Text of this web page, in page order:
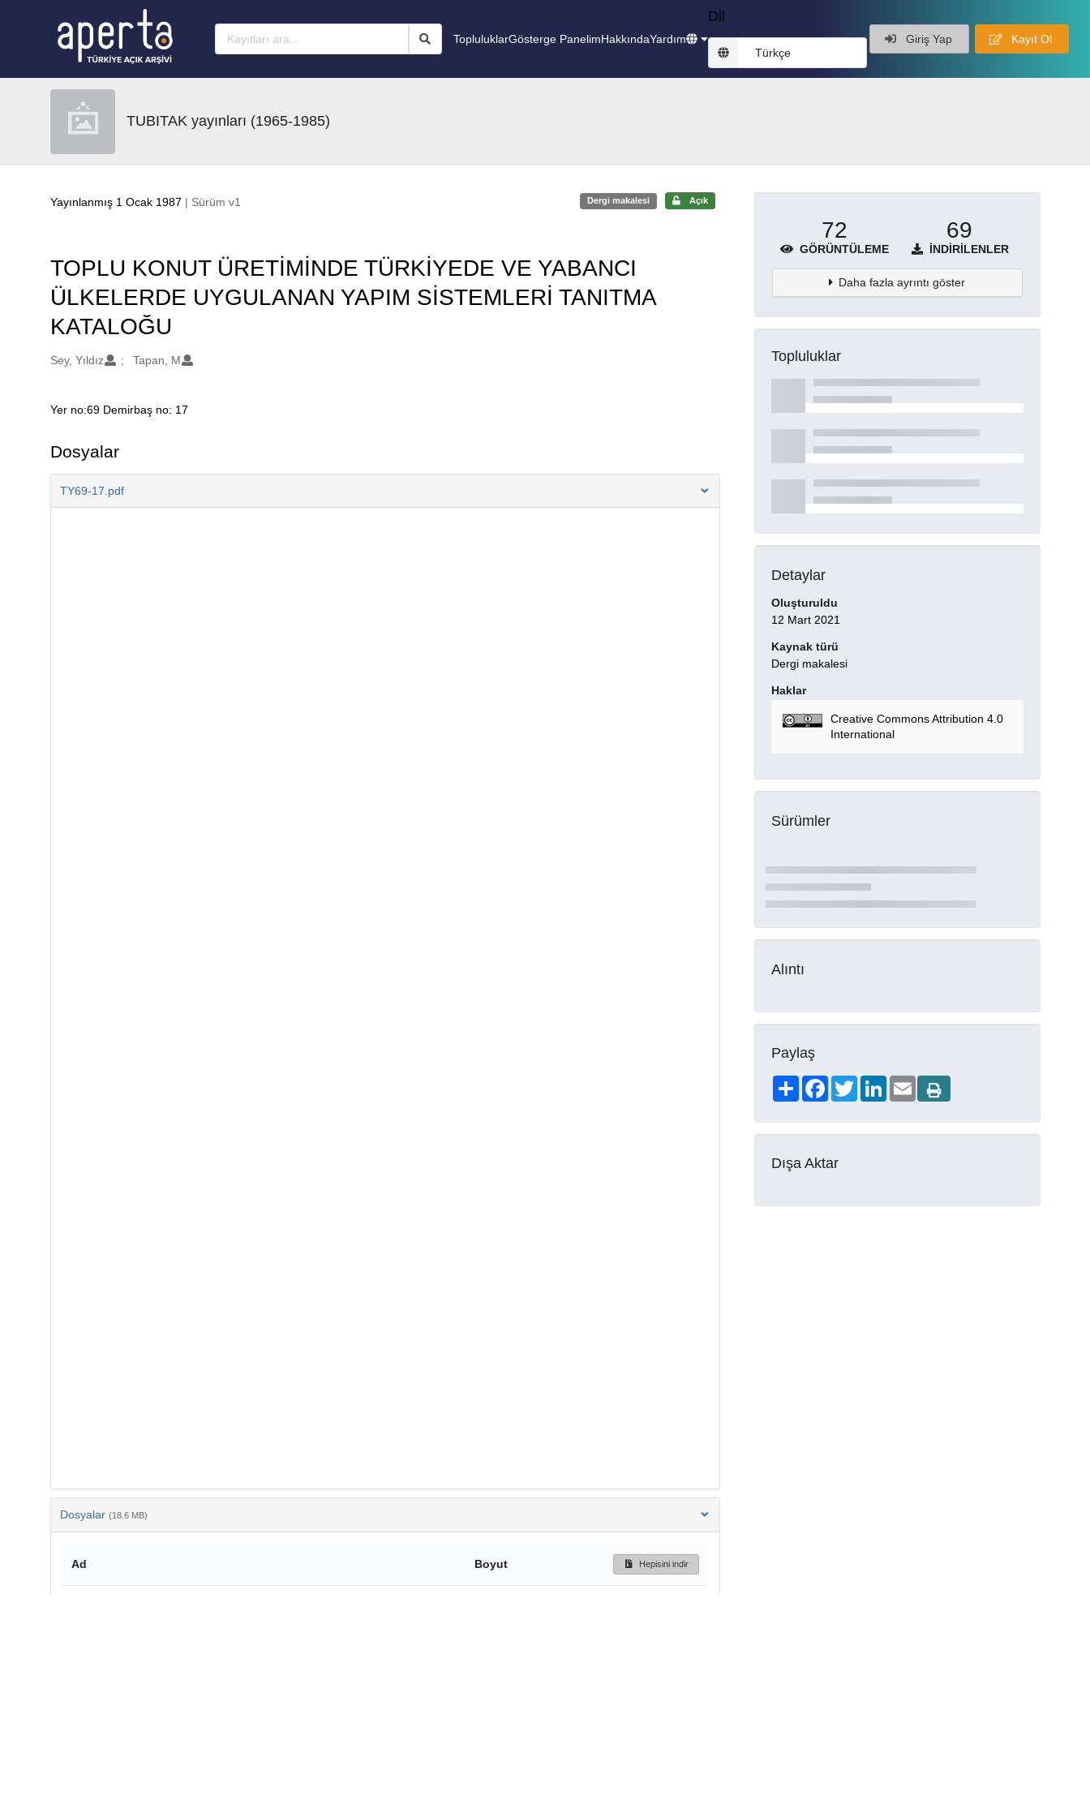
TopluluklarGösterge PanelimHakkındaYardım
Dil
Türkçe
Giriş Yap Kayıt Ol
TUBITAK yayınları (1965-1985)
Yayınlanmış 1 Ocak 1987 | Sürüm v1 Dergi makalesi Açık
TOPLU KONUT ÜRETİMİNDE TÜRKİYEDE VE YABANCI
ÜLKELERDE UYGULANAN YAPIM SİSTEMLERİ TANITMA
KATALOĞU
Oluşturanlar
Sey, Yıldız Tapan, M
Açıklama
Yer no:69 Demirbaş no: 17
Dosyalar
TY69-17.pdf
Dosyalar (18.6 MB)
Ad Boyut Hepisini indir
72
GÖRÜNTÜLEME
69
İNDIRILENLER
Daha fazla ayrıntı göster
Topluluklar
Detaylar
Oluşturuldu
12 Mart 2021
Kaynak türü
Dergi makalesi
Haklar
Creative Commons Attribution 4.0
International
Sürümler
Alıntı
Paylaş
ShareFacebookTwitterLinkedIn
Email
Dışa Aktar